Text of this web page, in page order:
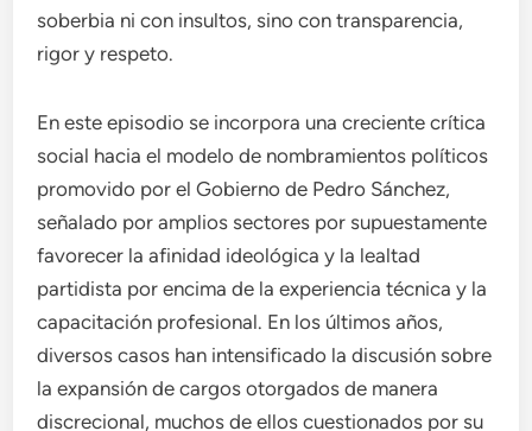
soberbia ni con insultos, sino con transparencia,
rigor y respeto.
En este episodio se incorpora una creciente crítica
social hacia el modelo de nombramientos políticos
promovido por el Gobierno de Pedro Sánchez,
señalado por amplios sectores por supuestamente
favorecer la afinidad ideológica y la lealtad
partidista por encima de la experiencia técnica y la
capacitación profesional. En los últimos años,
diversos casos han intensificado la discusión sobre
la expansión de cargos otorgados de manera
discrecional, muchos de ellos cuestionados por su